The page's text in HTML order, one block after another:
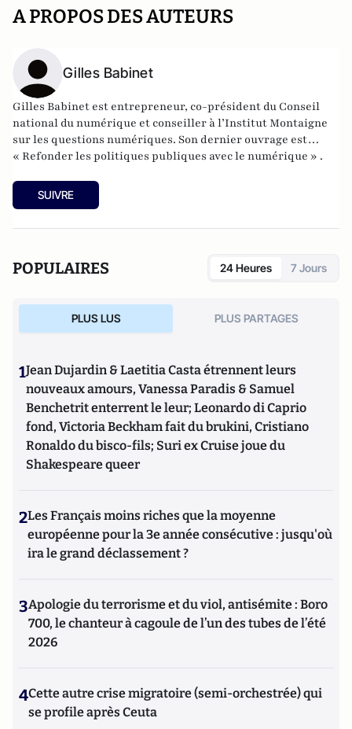
A PROPOS DES AUTEURS
Gilles Babinet
Gilles Babinet est entrepreneur, co-président du Conseil
national du numérique et conseiller à l’Institut Montaigne
sur les questions numériques. Son dernier ouvrage est
« Refonder les politiques publiques avec le numérique » .
SUIVRE
POPULAIRES 24 Heures 7 Jours
PLUS LUS PLUS PARTAGES
1Jean Dujardin & Laetitia Casta étrennent leurs
nouveaux amours, Vanessa Paradis & Samuel
Benchetrit enterrent le leur; Leonardo di Caprio
fond, Victoria Beckham fait du brukini, Cristiano
Ronaldo du bisco-fils; Suri ex Cruise joue du
Shakespeare queer
2Les Français moins riches que la moyenne
européenne pour la 3e année consécutive : jusqu'où
ira le grand déclassement ?
3Apologie du terrorisme et du viol, antisémite : Boro
700, le chanteur à cagoule de l’un des tubes de l’été
2026
4Cette autre crise migratoire (semi-orchestrée) qui
se profile après Ceuta